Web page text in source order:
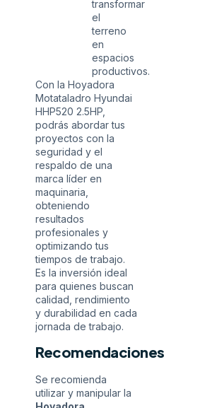
transformar
el
terreno
en
espacios
productivos.
Con la Hoyadora
Motataladro Hyundai
HHP520 2.5HP,
podrás abordar tus
proyectos con la
seguridad y el
respaldo de una
marca líder en
maquinaria,
obteniendo
resultados
profesionales y
optimizando tus
tiempos de trabajo.
Es la inversión ideal
para quienes buscan
calidad, rendimiento
y durabilidad en cada
jornada de trabajo.
Recomendaciones
Se recomienda
utilizar y manipular la